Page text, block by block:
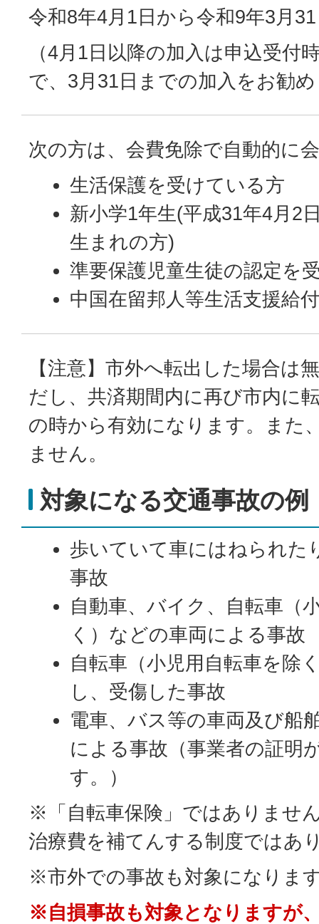
令和8年4月1日から令和9年3月
（4月1日以降の加入は申込受付
で、3月31日までの加入をお勧
次の方は、会費免除で自動的に
生活保護を受けている方
新小学1年生(平成31年4月2
生まれの方)
準要保護児童生徒の認定を
中国在留邦人等生活支援給
【注意】市外へ転出した場合は
だし、共済期間内に再び市内に
の時から有効になります。また
ません。
対象になる交通事故の例
歩いていて車にはねられた
事故
自動車、バイク、自転車（
く）などの車両による事故
自転車（小児用自転車を除
し、受傷した事故
電車、バス等の車両及び船
による事故（事業者の証明
す。）
※「自転車保険」ではありませ
治療費を補てんする制度ではあ
※市外での事故も対象になりま
※自損事故も対象となりますが